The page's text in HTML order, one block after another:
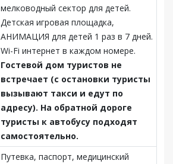
мелководный сектор для детей.
Детская игровая площадка,
АНИМАЦИЯ для детей 1 раз в 7 дней.
Wi-Fi интернет в каждом номере.
Гостевой дом туристов не
встречает (с остановки туристы
вызывают такси и едут по
адресу). На обратной дороге
туристы к автобусу подходят
самостоятельно.
Путевка, паспорт, медицинский